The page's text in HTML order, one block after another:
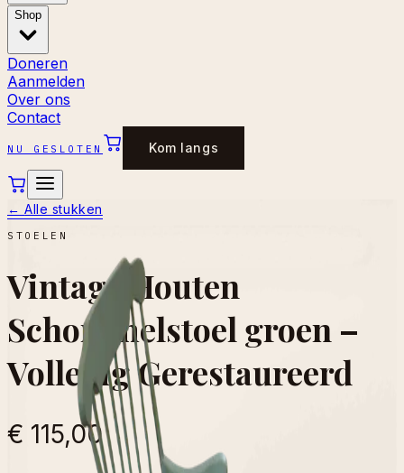
Shop
Doneren
Aanmelden
Over ons
Contact
NU GESLOTEN Kom langs
←Alle stukken
STOELEN
Vintage Houten
Schommelstoel groen –
Volledig Gerestaureerd
€ 115,00